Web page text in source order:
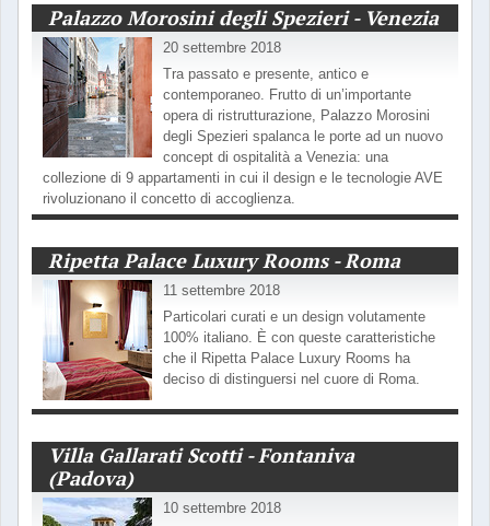
Palazzo Morosini degli Spezieri - Venezia
20 settembre 2018
Tra passato e presente, antico e
contemporaneo. Frutto di un’importante
opera di ristrutturazione, Palazzo Morosini
degli Spezieri spalanca le porte ad un nuovo
concept di ospitalità a Venezia: una
collezione di 9 appartamenti in cui il design e le tecnologie AVE
rivoluzionano il concetto di accoglienza.
Ripetta Palace Luxury Rooms - Roma
11 settembre 2018
Particolari curati e un design volutamente
100% italiano. È con queste caratteristiche
che il Ripetta Palace Luxury Rooms ha
deciso di distinguersi nel cuore di Roma.
Villa Gallarati Scotti - Fontaniva
(Padova)
10 settembre 2018